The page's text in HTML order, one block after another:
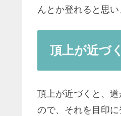
んとか登れると思い
頂上が近づ
頂上が近づくと、
ので、それを目印に